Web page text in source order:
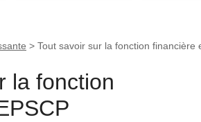
> Tout savoir sur la fonction financière
la fonction